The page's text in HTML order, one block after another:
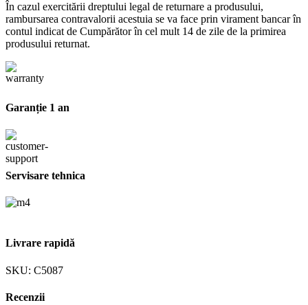
În cazul exercitării dreptului legal de returnare a produsului,
rambursarea contravalorii acestuia se va face prin virament bancar în
contul indicat de Cumpărător în cel mult 14 de zile de la primirea
produsului returnat.
Garanție 1 an
Servisare tehnica
Livrare rapidă
SKU: C5087
Recenzii